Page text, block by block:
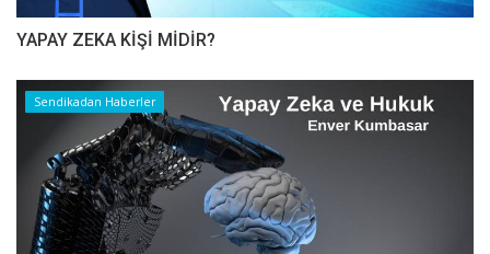
YAPAY ZEKA KİŞİ MİDİR?
Sendikadan Haberler